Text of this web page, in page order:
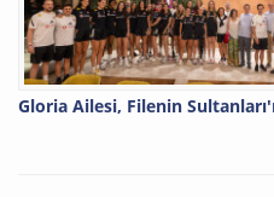
Gloria Ailesi, Filenin